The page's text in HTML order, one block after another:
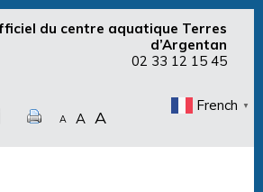
du centre aquatique Terres
d’Argentan
02 33 12 15 45
A A A
French ▼